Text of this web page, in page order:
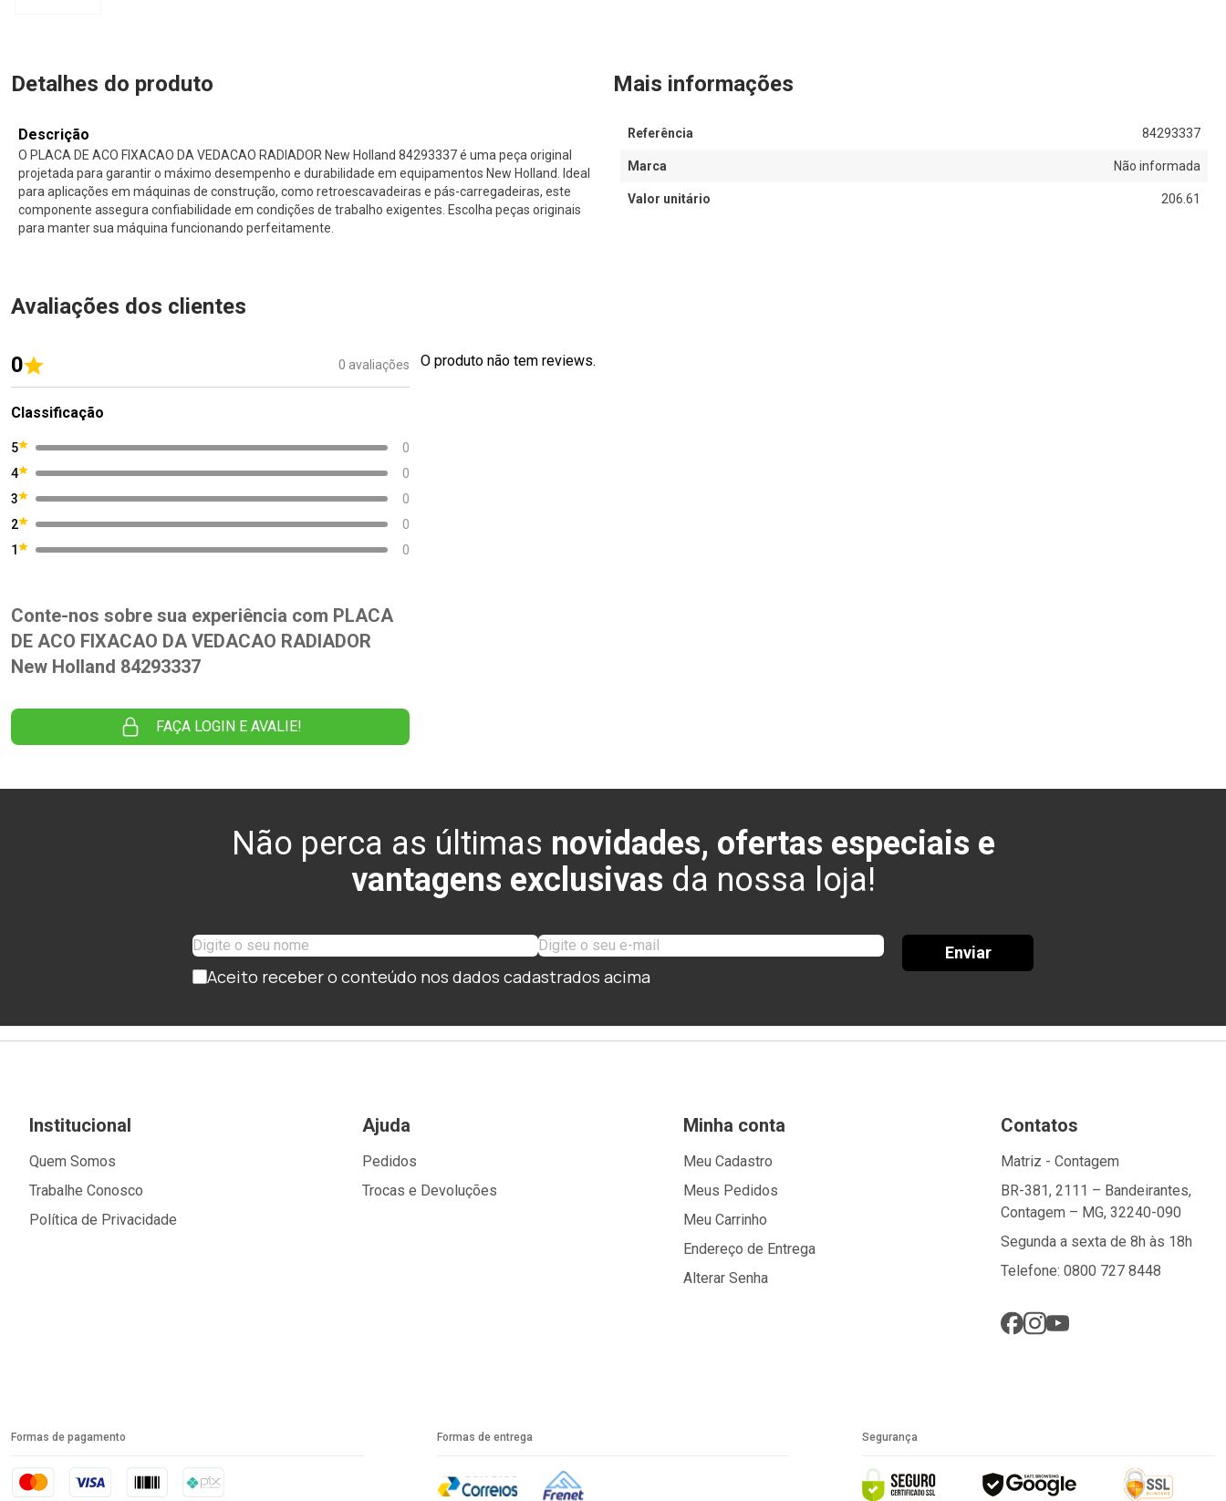
Detalhes do produto
Descrição
O PLACA DE ACO FIXACAO DA VEDACAO RADIADOR New Holland 84293337 é uma peça original
projetada para garantir o máximo desempenho e durabilidade em equipamentos New Holland. Ideal
para aplicações em máquinas de construção, como retroescavadeiras e pás-carregadeiras, este
componente assegura confiabilidade em condições de trabalho exigentes. Escolha peças originais
para manter sua máquina funcionando perfeitamente.
Mais informações
Referência 84293337
Marca Não informada
Valor unitário 206.61
Avaliações dos clientes
0 0 avaliações
Classificação
5
0
4
0
3
0
2
0
1
0
Conte-nos sobre sua experiência com PLACA
DE ACO FIXACAO DA VEDACAO RADIADOR
New Holland 84293337
FAÇA LOGIN E AVALIE!
O produto não tem reviews.
Não perca as últimas novidades, ofertas especiais e
vantagens exclusivas da nossa loja!
Aceito receber o conteúdo nos dados cadastrados acima
Enviar
Institucional
Quem Somos
Trabalhe Conosco
Política de Privacidade
Ajuda
Pedidos
Trocas e Devoluções
Minha conta
Meu Cadastro
Meus Pedidos
Meu Carrinho
Endereço de Entrega
Alterar Senha
Contatos
Matriz - Contagem
BR-381, 2111 – Bandeirantes,
Contagem – MG, 32240-090
Segunda a sexta de 8h às 18h
Telefone: 0800 727 8448
Formas de pagamento Formas de entrega Segurança